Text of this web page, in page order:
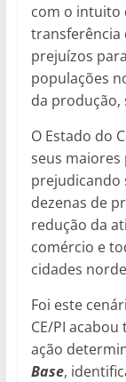
com o intuito
transferência
prejuízos
populações
da produção,
O Estado do
seus maiores
prejudicando
dezenas de
redução da
comércio e
cidades
Foi este
CE/PI
ação
Base,